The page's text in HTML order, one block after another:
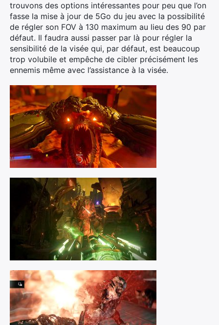
trouvons des options intéressantes pour peu que l’on
fasse la mise à jour de 5Go du jeu avec la possibilité
de régler son FOV à 130 maximum au lieu des 90 par
défaut. Il faudra aussi passer par là pour régler la
sensibilité de la visée qui, par défaut, est beaucoup
trop volubile et empêche de cibler précisément les
ennemis même avec l’assistance à la visée.